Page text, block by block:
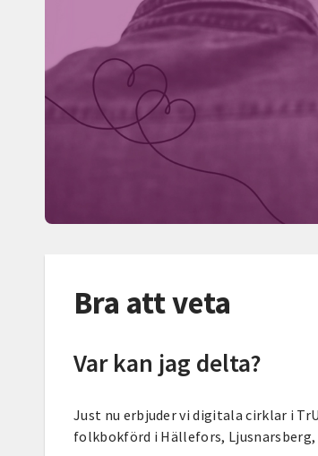
Bra att veta
Var kan jag delta?
Just nu erbjuder vi digitala cirklar i
folkbokförd i Hällefors, Ljusnarsberg,